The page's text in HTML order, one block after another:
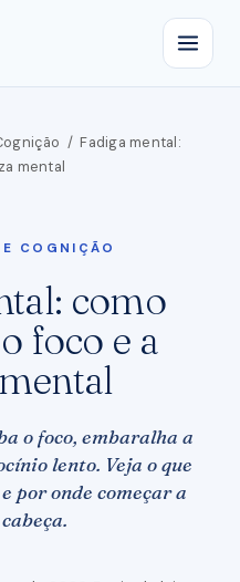
/ Fadiga mental:
mental
E COGNIÇÃO
como
foco e a
o foco, embaralha a
lento. Veja o que
por onde começar a